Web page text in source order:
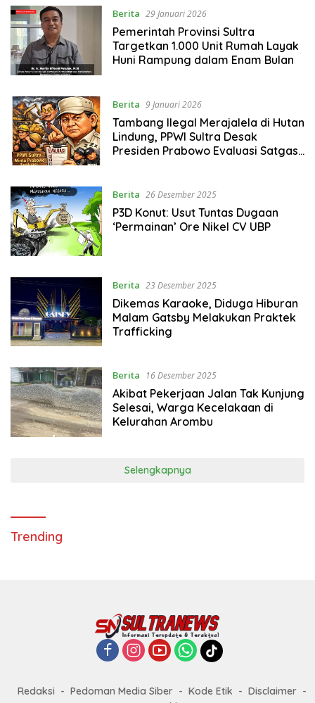
Berita 29 Januari 2026
Pemerintah Provinsi Sultra
Targetkan 1.000 Unit Rumah Layak
Huni Rampung dalam Enam Bulan
Berita 9 Januari 2026
Tambang Ilegal Merajalela di Hutan
Lindung, PPWI Sultra Desak
Presiden Prabowo Evaluasi Satgas
Berita 26 Desember 2025
P3D Konut: Usut Tuntas Dugaan
‘Permainan’ Ore Nikel CV UBP
Berita 23 Desember 2025
Dikemas Karaoke, Diduga Hiburan
Malam Gatsby Melakukan Praktek
Trafficking
Berita 16 Desember 2025
Akibat Pekerjaan Jalan Tak Kunjung
Selesai, Warga Kecelakaan di
Kelurahan Arombu
Selengkapnya
Trending
Redaksi Pedoman Media Siber Kode Etik
Disclaimer